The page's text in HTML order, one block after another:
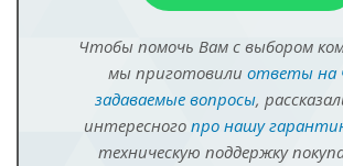
Чтобы помочь Вам с выбором
мы приготовили ответы на
задаваемые вопросы,
интересного про нашу
техническую поддержку